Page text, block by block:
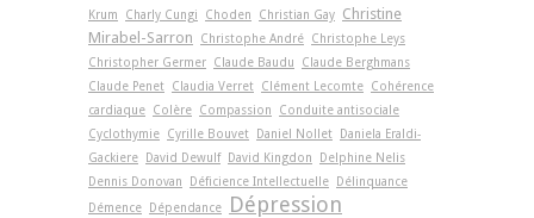
Krum
Charly Cungi Choden Christian Gay Christine
Mirabel-Sarron
Christophe André Christophe Leys
Christopher Germer Claude Baudu
Claude Berghmans
Claude Penet Claudia Verret Clément Lecomte Cohérence
cardiaque Colère Compassion
Conduite antisociale
Cyclothymie Cyrille Bouvet Daniel Nollet
Daniela Eraldi-
Gackiere
David Dewulf David Kingdon
Delphine Nelis
Dennis Donovan
Déficience Intellectuelle
Délinquance
Démence
Dépendance Dépression